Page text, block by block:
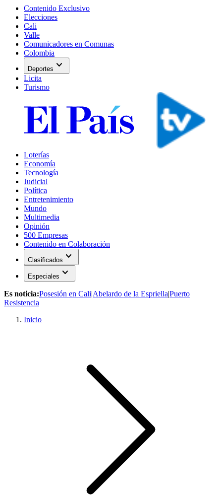
Contenido Exclusivo
Elecciones
Cali
Valle
Comunicadores en Comunas
Colombia
Deportes expand_more
Licita
Turismo
Loterías
Economía
Tecnología
Judicial
Política
Entretenimiento
Mundo
Multimedia
Opinión
500 Empresas
Contenido en Colaboración
Clasificados expand_more
Especiales expand_more
Es noticia:Posesión en Cali|Abelardo de la Espriella|Puerto
Resistencia
Inicio